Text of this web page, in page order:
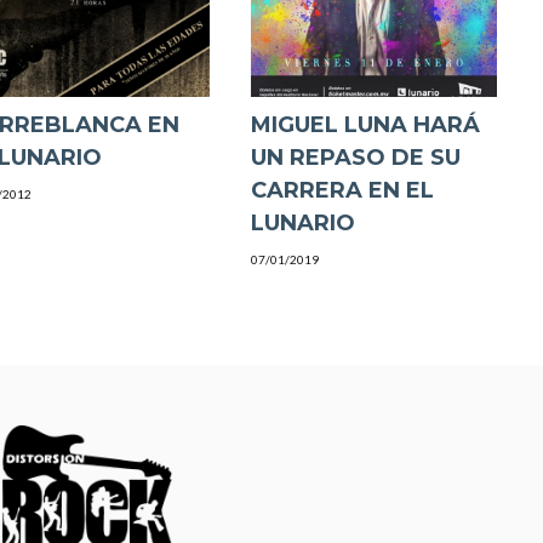
EN
MIGUEL LUNA HARÁ
UN REPASO DE SU
CARRERA EN EL
LUNARIO
07/01/2019